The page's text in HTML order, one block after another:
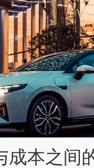
本之间